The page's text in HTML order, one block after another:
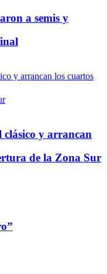
a semis y
clásico y arrancan
de la Zona Sur